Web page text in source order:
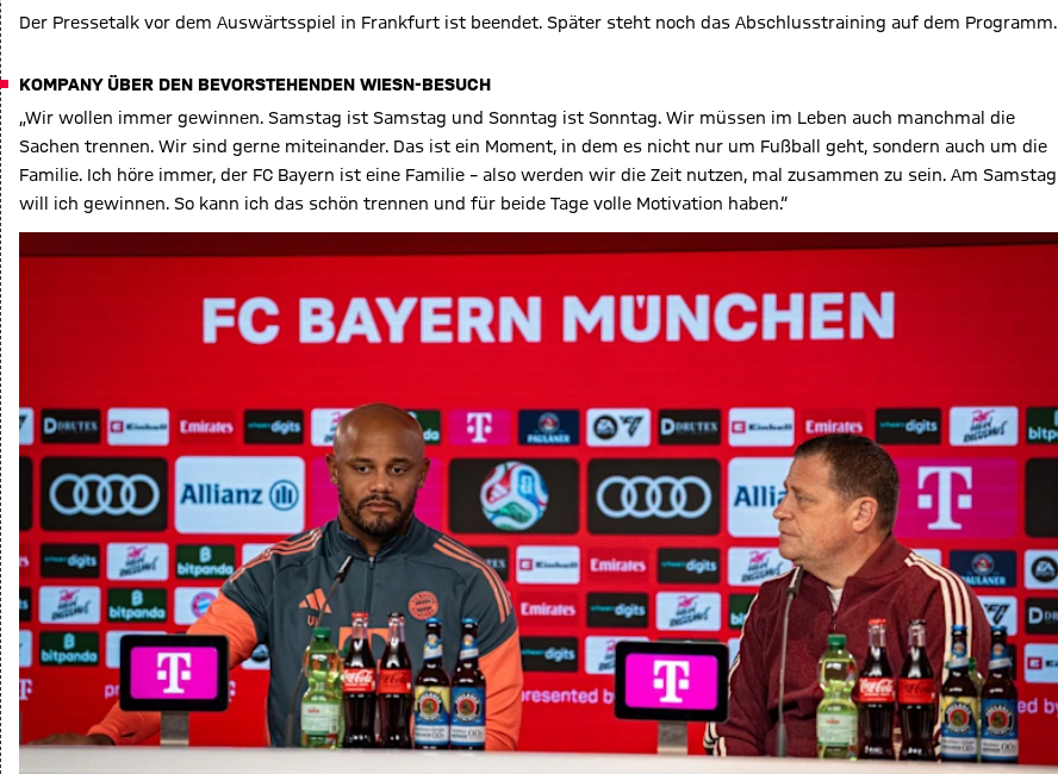
Der Pressetalk vor dem Auswärtsspiel in Frankfurt ist beendet. Später steht noch das Abschlusstraining auf dem Programm.
KOMPANY ÜBER DEN BEVORSTEHENDEN WIESN-BESUCH
„Wir wollen immer gewinnen. Samstag ist Samstag und Sonntag ist Sonntag. Wir müssen im Leben auch manchmal die
Sachen trennen. Wir sind gerne miteinander. Das ist ein Moment, in dem es nicht nur um Fußball geht, sondern auch um die
Familie. Ich höre immer, der FC Bayern ist eine Familie – also werden wir die Zeit nutzen, mal zusammen zu sein. Am Samstag
will ich gewinnen. So kann ich das schön trennen und für beide Tage volle Motivation haben.“